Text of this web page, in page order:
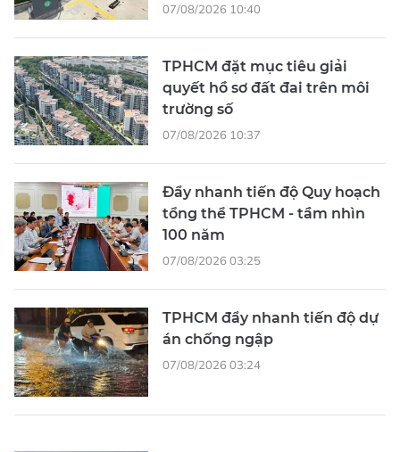
07/08/2026 10:40
TPHCM đặt mục tiêu giải
quyết hồ sơ đất đai trên môi
trường số
07/08/2026 10:37
Đẩy nhanh tiến độ Quy hoạch
tổng thể TPHCM - tầm nhìn
100 năm
07/08/2026 03:25
TPHCM đẩy nhanh tiến độ dự
án chống ngập
07/08/2026 03:24